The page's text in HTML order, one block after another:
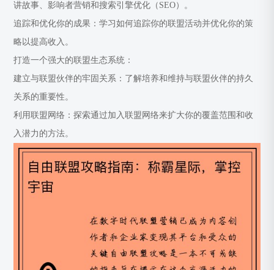
讲故事、影响者营销和搜索引擎优化（SEO）。
追踪和优化你的成果：学习如何追踪你的联盟活动并优化你的策
略以提高收入。
打造一个强大的联盟生态系统：
建立与联盟伙伴的牢固关系：了解培养和维持与联盟伙伴的持久
关系的重要性。
利用联盟网络：探索通过加入联盟网络来扩大你的覆盖范围和收
入潜力的方法。